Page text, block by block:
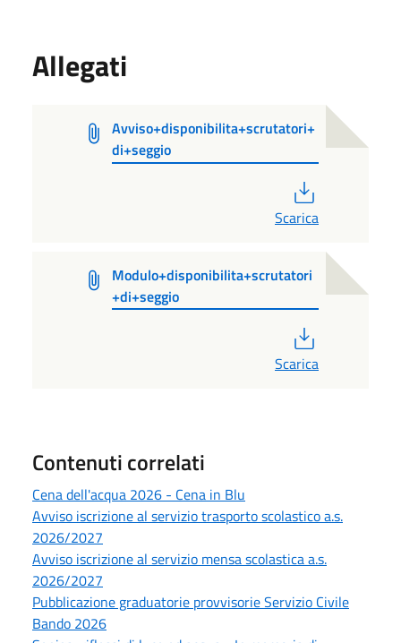
Allegati
Avviso+disponibilita+scrutatori+
di+seggio
Scarica
Modulo+disponibilita+scrutatori
+di+seggio
Scarica
Contenuti correlati
Cena dell'acqua 2026 - Cena in Blu
Avviso iscrizione al servizio trasporto scolastico a.s.
2026/2027
Avviso iscrizione al servizio mensa scolastica a.s.
2026/2027
Pubblicazione graduatorie provvisorie Servizio Civile
Bando 2026